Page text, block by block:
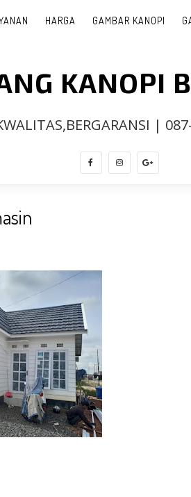
HARGA GAMBAR KANOPI
KANOPI
|